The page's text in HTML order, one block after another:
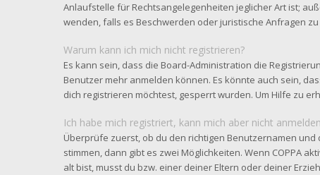
Anlaufstelle für Rechtsangelegenheiten jeglicher Art ist;
wenden, falls es Beschwerden oder juristische Anfragen
Warum kann ich mich nicht registrieren?
Es kann sein, dass die Board-Administration die
Benutzer mehr anmelden können. Es könnte auch sein,
dich registrieren möchtest, gesperrt wurden. Um Hilfe zu
Ich habe mich registriert, kann mich aber nicht
Überprüfe zuerst, ob du den richtigen Benutzernamen
stimmen, dann gibt es zwei Möglichkeiten. Wenn COPPA
alt bist, musst du bzw. einer deiner Eltern oder deiner